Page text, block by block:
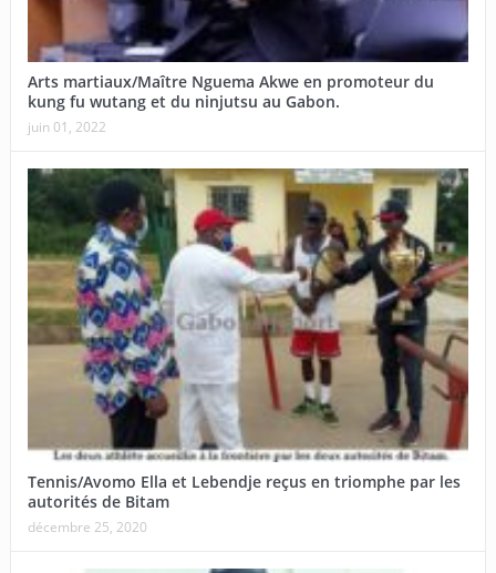
Arts martiaux/Maître Nguema Akwe en promoteur du
kung fu wutang et du ninjutsu au Gabon.
juin 01, 2022
Tennis/Avomo Ella et Lebendje reçus en triomphe par les
autorités de Bitam
décembre 25, 2020